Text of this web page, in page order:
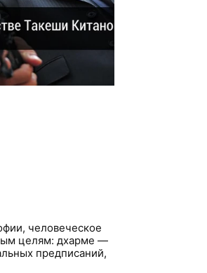
человеческое
целям: дхарме —
предписаний,